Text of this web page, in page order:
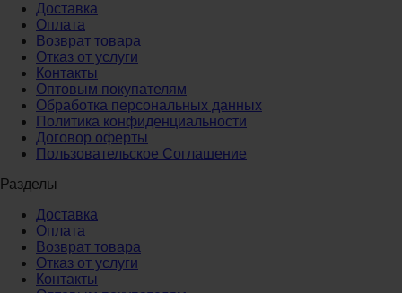
Доставка
Оплата
Возврат товара
Отказ от услуги
Контакты
Оптовым покупателям
Обработка персональных данных
Политика конфиденциальности
Договор оферты
Пользовательское Соглашение
Разделы
Доставка
Оплата
Возврат товара
Отказ от услуги
Контакты